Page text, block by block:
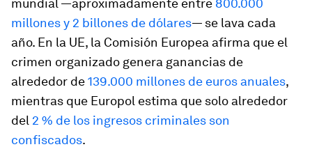
mundial —aproximadamente entre 800.000
millones y 2 billones de dólares— se lava cada
año. En la UE, la Comisión Europea afirma que el
crimen organizado genera ganancias de
alrededor de139.000 millones de euros anuales,
mientras que Europol estima que solo alrededor
del 2 % de los ingresos criminales son
confiscados.